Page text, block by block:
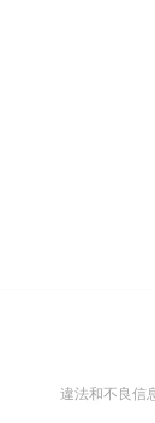
違法和不良信